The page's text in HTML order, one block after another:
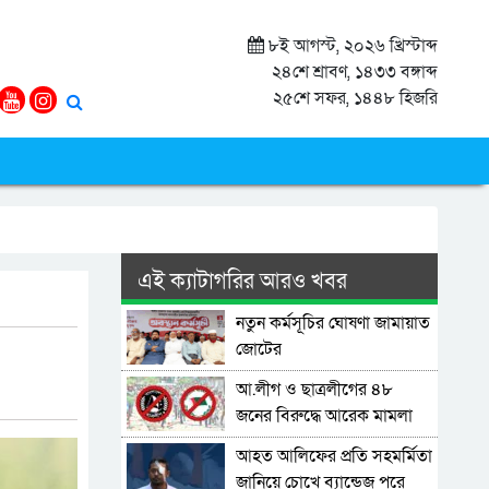
৮ই আগস্ট, ২০২৬ খ্রিস্টাব্দ
২৪শে শ্রাবণ, ১৪৩৩ বঙ্গাব্দ
২৫শে সফর, ১৪৪৮ হিজরি
এই ক্যাটাগরির আরও খবর
নতুন কর্মসূচির ঘোষণা জামায়াত
জোটের
আ.লীগ ও ছাত্রলীগের ৪৮
জনের বিরুদ্ধে আরেক মামলা
আহত আলিফের প্রতি সহমর্মিতা
জানিয়ে চোখে ব্যান্ডেজ পরে